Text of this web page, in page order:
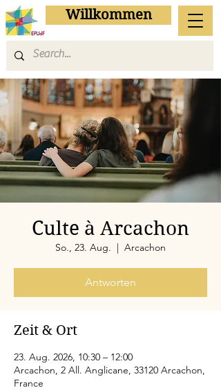
Willkommen
Culte à Arcachon
So., 23. Aug.
  |
Arcachon
Antworten
Zeit & Ort
23. Aug. 2026, 10:30 – 12:00
Arcachon, 2 All. Anglicane, 33120 Arcachon,
France